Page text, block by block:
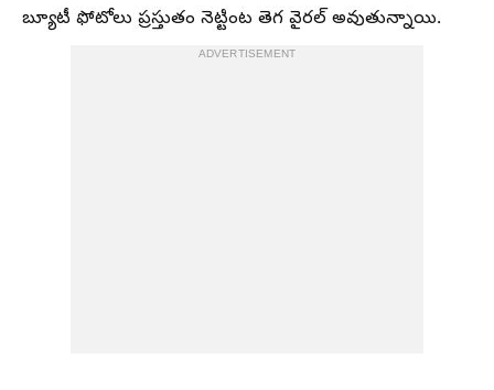
బ్యూటీ ఫోటోలు ప్రస్తుతం నెట్టింట తెగ వైరల్ అవుతున్నాయి.
ADVERTISEMENT